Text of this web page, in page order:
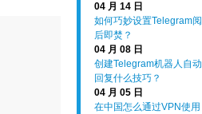
04 月 14 日
如何巧妙设置Telegram阅
后即焚？
04 月 08 日
创建Telegram机器人自动
回复什么技巧？
04 月 05 日
在中国怎么通过VPN使用